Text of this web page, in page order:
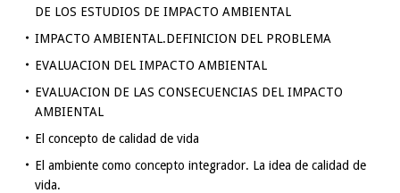
DE LOS ESTUDIOS DE IMPACTO AMBIENTAL
IMPACTO AMBIENTAL.DEFINICION DEL PROBLEMA
EVALUACION DEL IMPACTO AMBIENTAL
EVALUACION DE LAS CONSECUENCIAS DEL IMPACTO
AMBIENTAL
El concepto de calidad de vida
El ambiente como concepto integrador. La idea de calidad de
vida.